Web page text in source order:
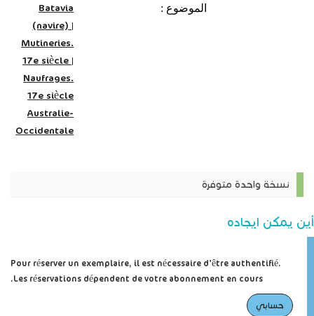
الموضوع :
Batavia
(navire) |
Mutineries.
17e siècle |
Naufrages.
17e siècle
Australie-
Occidentale
نسخة واحدة متوفرة
أين يمكن ايجاده
Pour réserver un exemplaire, il est nécessaire d'être authentifié.
Les réservations dépendent de votre abonnement en cours.
حسابي